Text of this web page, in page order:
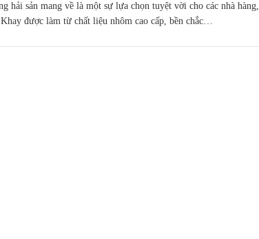
hải sản mang về là một sự lựa chọn tuyệt vời cho các nhà hàng,
được làm từ chất liệu nhôm cao cấp, bền chắc…